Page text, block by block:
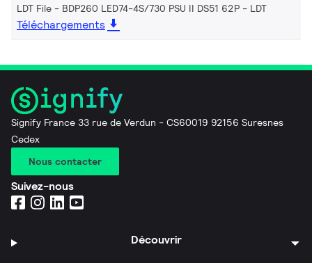
LDT File - BDP260 LED74-4S/730 PSU II DS51 62P LDT
Téléchargements
Signify France 33 rue de Verdun - CS60019 92156 Suresnes
Cedex
Nous contacter
Suivez-nous
Découvrir